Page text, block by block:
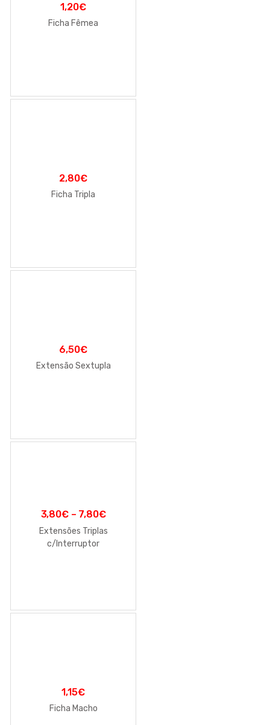
1,20€
Ficha Fêmea
2,80€
Ficha Tripla
6,50€
Extensão Sextupla
3,80€– 7,80€
Extensões Triplas
c/Interruptor
1,15€
Ficha Macho